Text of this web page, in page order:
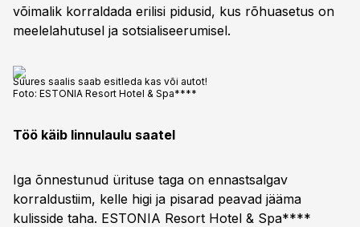
võimalik korraldada erilisi pidusid, kus rõhuasetus on
meelelahutusel ja sotsialiseerumisel.
Suures saalis saab esitleda kas või autot!
Foto: ESTONIA Resort Hotel & Spa****
Töö käib linnulaulu saatel
Iga õnnestunud ürituse taga on ennastsalgav
korraldustiim, kelle higi ja pisarad peavad jääma
kulisside taha. ESTONIA Resort Hotel & Spa****